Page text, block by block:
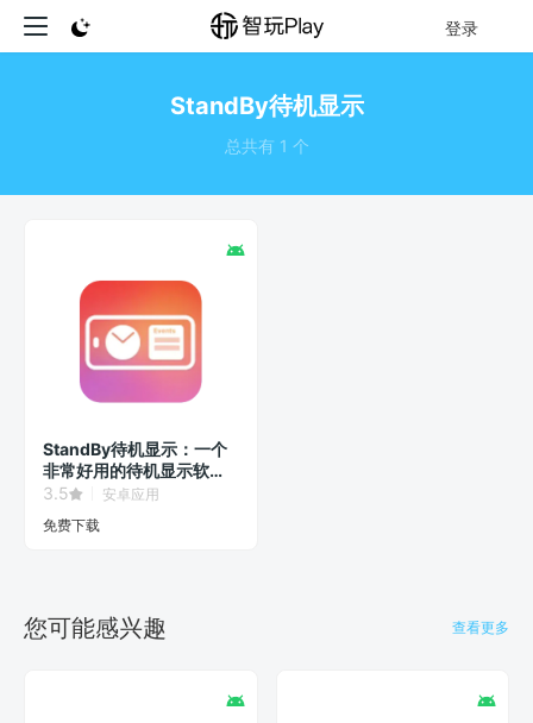
登录
StandBy待机显示
总共有 1 个
StandBy待机显示：一个
非常好用的待机显示软
件！
3.5
安卓应用
免费下载
您可能感兴趣 查看更多